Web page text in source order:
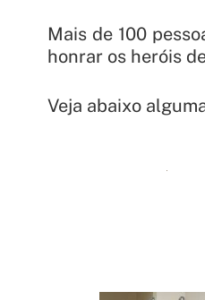
Mais de 100
honrar os heróis
Veja abaixo